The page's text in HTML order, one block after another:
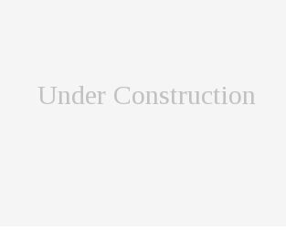
Under Construction